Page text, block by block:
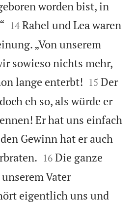
worden bist, in


14 Rahel und Lea waren
„Von unserem
sowieso nichts mehr,
lange enterbt! 

15 Der
eh so, als würde er
Er hat uns einfach
Gewinn hat er auch


16 Die ganze
Vater
eigentlich uns und